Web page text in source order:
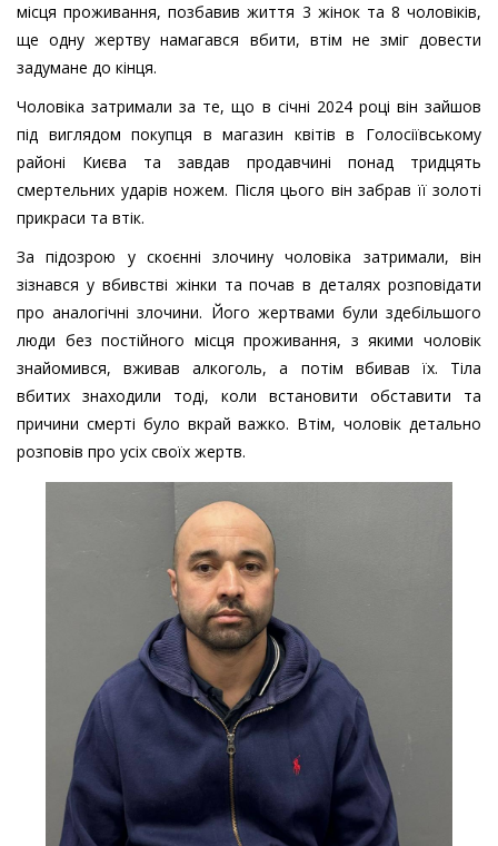
місця проживання, позбавив життя 3 жінок та 8 чоловіків,
ще одну жертву намагався вбити, втім не зміг довести
задумане до кінця.
Чоловіка затримали за те, що в січні 2024 році він зайшов
під виглядом покупця в магазин квітів в Голосіївському
районі Києва та завдав продавчині понад тридцять
смертельних ударів ножем. Після цього він забрав її золоті
прикраси та втік.
За підозрою у скоєнні злочину чоловіка затримали, він
зізнався у вбивстві жінки та почав в деталях розповідати
про аналогічні злочини. Його жертвами були здебільшого
люди без постійного місця проживання, з якими чоловік
знайомився, вживав алкоголь, а потім вбивав їх. Тіла
вбитих знаходили тоді, коли встановити обставити та
причини смерті було вкрай важко. Втім, чоловік детально
розповів про усіх своїх жертв.